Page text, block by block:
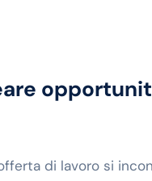
di lavoro si